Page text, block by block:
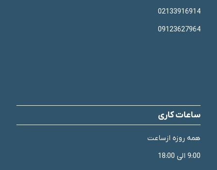
02133916914
09123627964
ساعات کاری
همه روزه ازساعت
9:00 الی 18:00